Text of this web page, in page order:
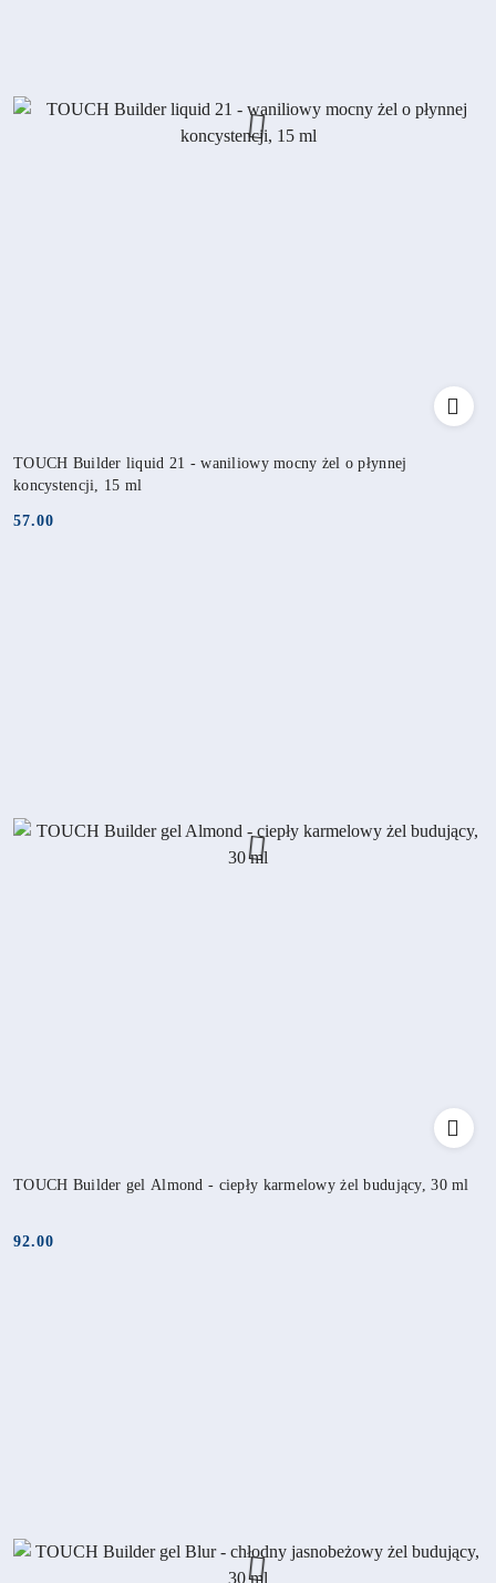
TOUCH Builder liquid 21 - waniliowy mocny żel o płynnej
koncystencji, 15 ml
Cena:
57.00
TOUCH Builder gel Almond - ciepły karmelowy żel budujący, 30 ml
Cena:
92.00